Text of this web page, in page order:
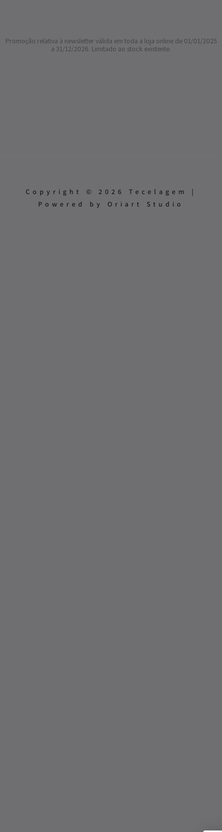
Promoção relativa à newsletter válida em toda a loja online de 01/01/2025
a 31/12/2026. Limitado ao stock existente.
Copyright © 2026 Tecelagem |
Powered by Oriart Studio